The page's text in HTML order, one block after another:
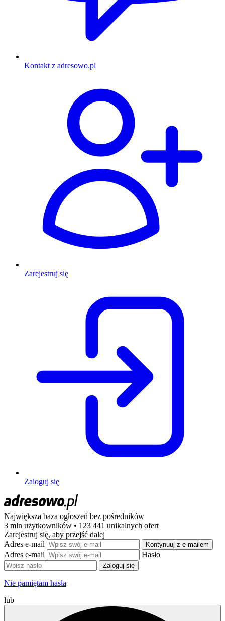
Kontakt z adresowo.pl
Zarejestruj się
Zaloguj się
Największa baza ogłoszeń bez pośredników
3 mln użytkowników • 123 441 unikalnych ofert
Zarejestruj się, aby przejść dalej
Adres e-mail
Kontynuuj z e-mailem
Adres e-mail Hasło
Zaloguj się
Nie pamiętam hasła
lub